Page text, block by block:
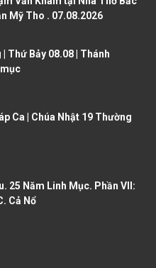
Mỹ Tho . 07.08.2026
| Thứ Bảy 08.08 | Thánh
Ca | Chúa Nhật 19 Thường
25 Năm Linh Mục. Phần VII:
Cả Nổ